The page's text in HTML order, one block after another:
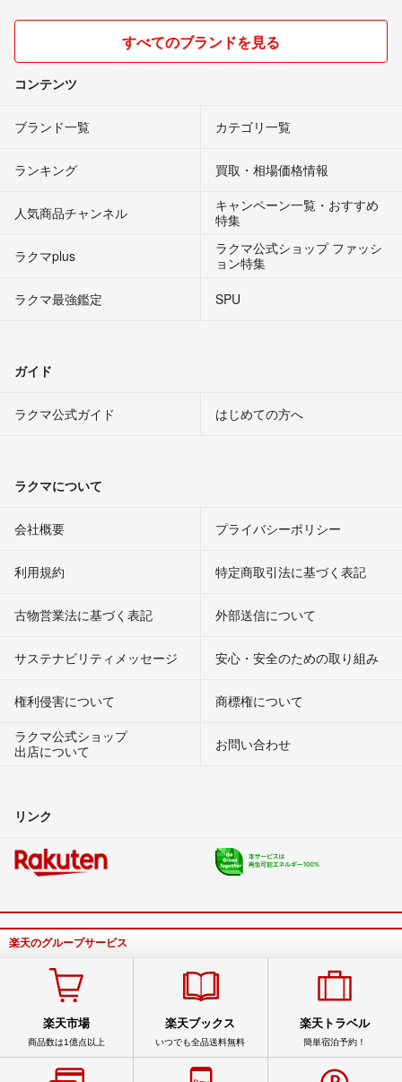
すべてのブランドを見る
コンテンツ
ブランド一覧 カテゴリ一覧
ランキング 買取・相場価格情報
人気商品チャンネル
キャンペーン一覧・おすすめ
特集
ラクマplus
ラクマ公式ショップ ファッシ
ョン特集
ラクマ最強鑑定
SPU
ガイド
ラクマ公式ガイド はじめての方へ
ラクマについて
会社概要 プライバシーポリシー
利用規約 特定商取引法に基づく表記
古物営業法に基づく表記 外部送信について
サステナビリティメッセージ 安心・安全のための取り組み
権利侵害について
商標権について
ラクマ公式ショップ
出店について
お問い合わせ
リンク
楽天のグループサービス
楽天市場
商品数は1億点以上
楽天ブックス
いつでも全品送料無料
楽天トラベル
簡単宿泊予約！